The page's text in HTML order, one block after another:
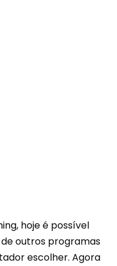
hoje é possível
outros programas
escolher. Agora